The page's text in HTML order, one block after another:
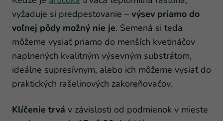
vyžaduje si predpestovanie – výsev priamo do
voľnej pôdy možný nie je. Semená si teda
môžeme vysiať priamo do menších kvetináčov
naplnených kvalitným výsevným substrátom,
ideálne supresívnym, alebo ich môžeme vysiať do
praktických rašelinových zakoreňovačov.
Klíčenie trvá v závislosti od podmienok v mieste